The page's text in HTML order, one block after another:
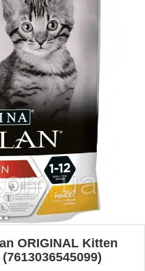
ORIGINAL Kitten